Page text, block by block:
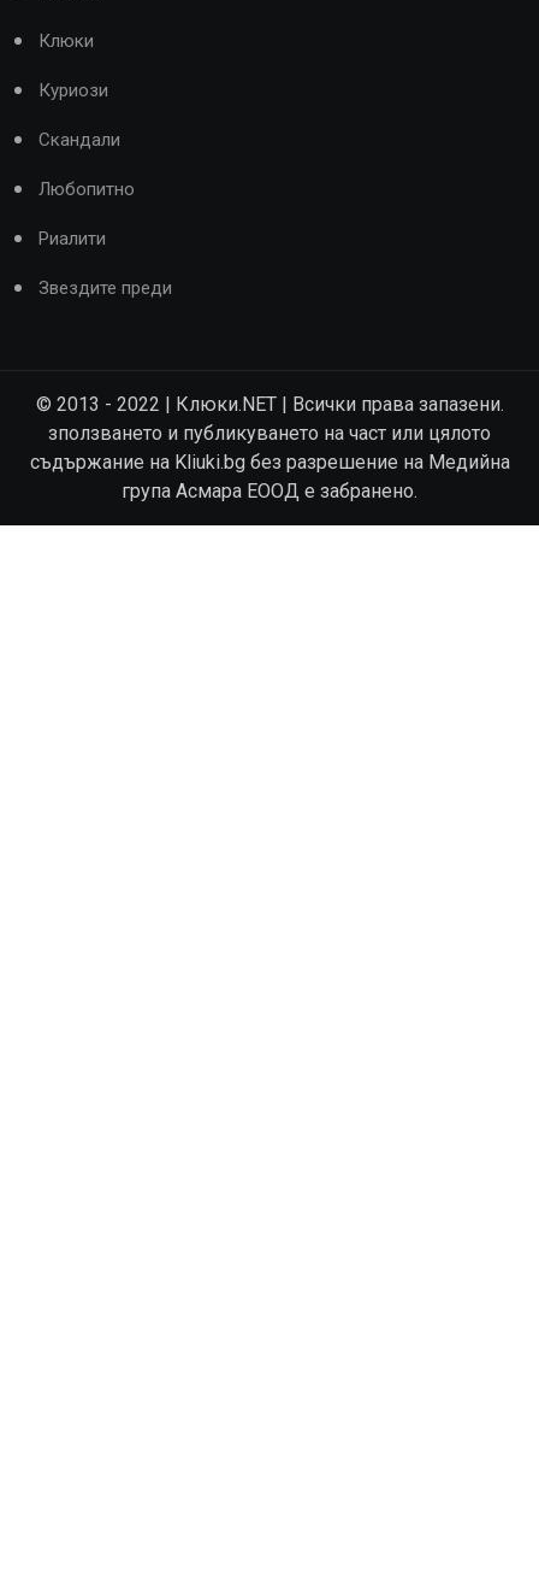
Клюки
Куриози
Скандали
Любопитно
Риалити
Звездите преди
© 2013 - 2022 | Клюки.NET | Всички права запазени.
зползването и публикуването на част или цялото
съдържание на Kliuki.bg без разрешение на Медийна
група Асмара ЕООД е забранено.